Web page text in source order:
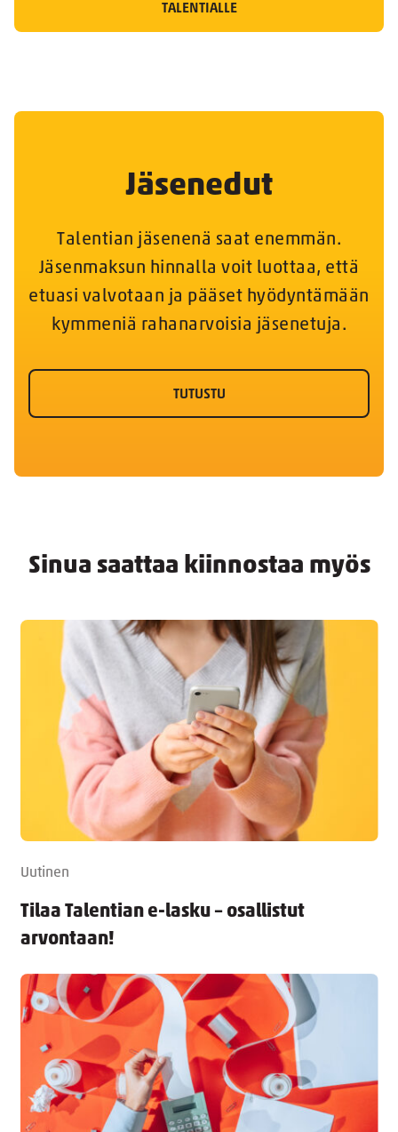
TALENTIALLE
Jäsenedut
Talentian jäsenenä saat enemmän.
Jäsenmaksun hinnalla voit luottaa, että
etuasi valvotaan ja pääset hyödyntämään
kymmeniä rahanarvoisia jäsenetuja.
TUTUSTU
Sinua saattaa kiinnostaa myös
Uutinen
Tilaa Talentian e-lasku – osallistut
arvontaan!